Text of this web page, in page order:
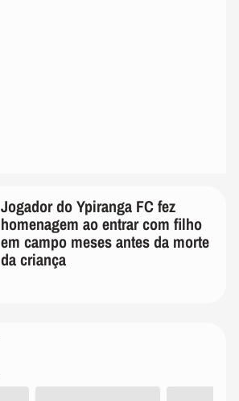
Jogador do Ypiranga FC fez
homenagem ao entrar com filho
em campo meses antes da morte
da criança